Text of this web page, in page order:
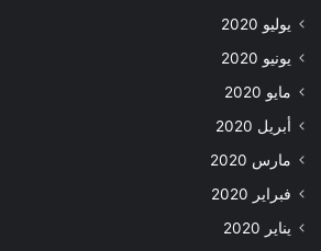
يوليو 2020
يونيو 2020
مايو 2020
أبريل 2020
مارس 2020
فبراير 2020
يناير 2020